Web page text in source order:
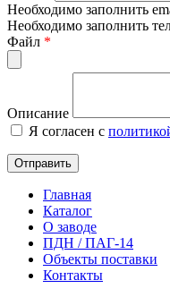
Необходимо заполнить
Необходимо заполнить
Файл *
Описание
Я согласен с
Отправить
Главная
Каталог
О заводе
ПДН / ПАГ-14
Объекты поставки
Контакты